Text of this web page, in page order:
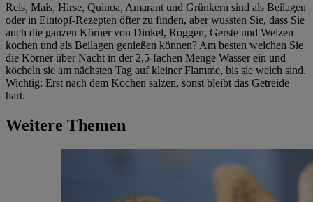
Reis, Mais, Hirse, Quinoa, Amarant und Grünkern sind als Beilagen
oder in Eintopf-Rezepten öfter zu finden, aber wussten Sie, dass Sie
auch die ganzen Körner von Dinkel, Roggen, Gerste und Weizen
kochen und als Beilagen genießen können? Am besten weichen Sie
die Körner über Nacht in der 2,5-fachen Menge Wasser ein und
köcheln sie am nächsten Tag auf kleiner Flamme, bis sie weich sind.
Wichtig: Erst nach dem Kochen salzen, sonst bleibt das Getreide
hart.
Weitere Themen